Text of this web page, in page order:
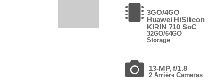
3GO/4GO
Huawei HiSilicon
KIRIN 710 SoC
32GO/64GO
Storage
13-MP, f/1.8
2 Arrière Cameras